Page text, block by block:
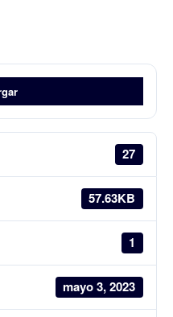
27
57.63KB
1
mayo 3, 2023